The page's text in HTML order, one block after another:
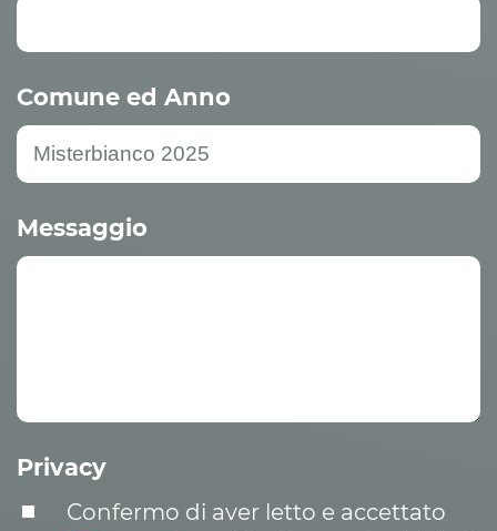
Comune ed Anno
Messaggio
Privacy
Confermo di aver letto e accettato